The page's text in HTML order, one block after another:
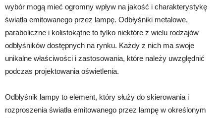
wybór mogą mieć ogromny wpływ na jakość i charakterystykę
światła emitowanego przez lampę. Odbłyśniki metalowe,
paraboliczne i kolistokątne to tylko niektóre z wielu rodzajów
odbłyśników dostępnych na rynku. Każdy z nich ma swoje
unikalne właściwości i zastosowania, które należy uwzględnić
podczas projektowania oświetlenia.
Odbłyśnik lampy to element, który służy do skierowania i
rozproszenia światła emitowanego przez lampę w określonym